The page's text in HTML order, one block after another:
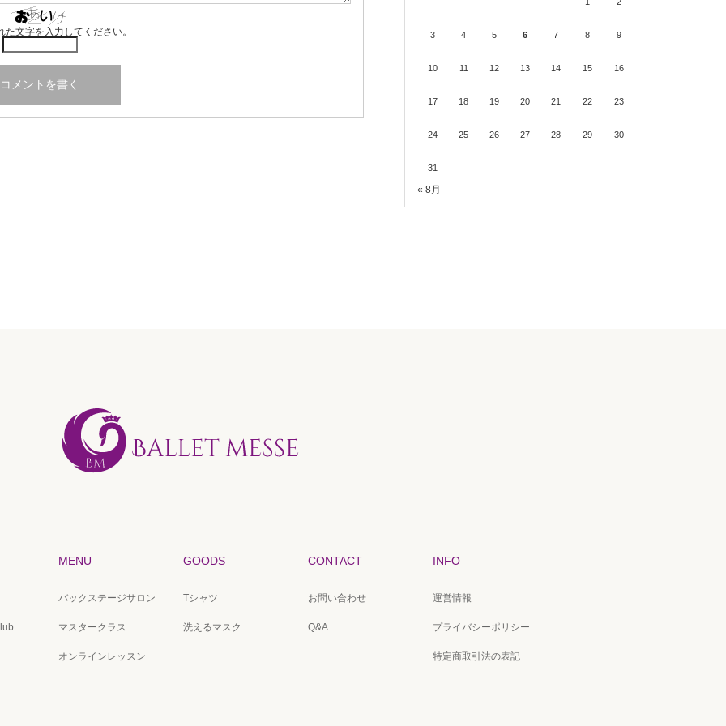
た文字を入力してください。 3 4 5 6 7 8 9
10 11 12 13 14 15 16
17 18 19 20 21 22 23
24 25 26 27 28 29 30
31
« 8月
MENU
バックステージサロン
マスタークラス
オンラインレッスン
GOODS
Tシャツ
洗えるマスク
CONTACT
お問い合わせ
Q&A
INFO
運営情報
プライバシーポリシー
特定商取引法の表記